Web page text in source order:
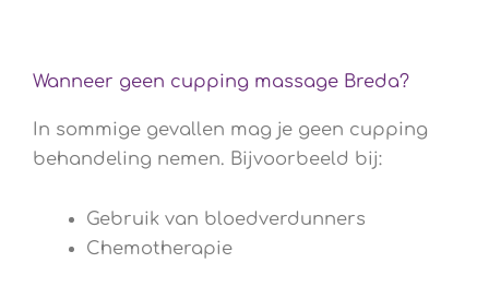
Wanneer geen cupping massage Breda?
In sommige gevallen mag je geen cupping
behandeling nemen. Bijvoorbeeld bij:
Gebruik van bloedverdunners
Chemotherapie